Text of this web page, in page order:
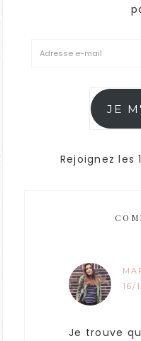
JE
Rejoignez les
16/
Je trouve